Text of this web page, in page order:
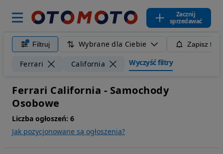
Zacznij
sprzedawać
Filtruj Wybrane dla Ciebie Zapisz
Ferrari California Wyczyść filtry
Ferrari California - Samochody
Osobowe
Liczba ogłoszeń: 6
Jak pozycjonowane są ogłoszenia?